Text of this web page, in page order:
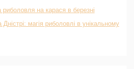
риболовля на карася в березні
Дністрі: магія риболовлі в унікальному